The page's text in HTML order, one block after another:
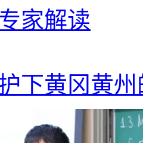
家解读
下黄冈黄